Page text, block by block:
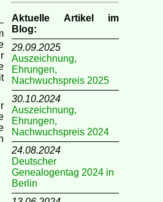
Aktuelle Artikel im
Blog:
29.09.2025
Auszeichnung,
Ehrungen,
Nachwuchspreis 2025
30.10.2024
Auszeichnung,
Ehrungen,
Nachwuchspreis 2024
24.08.2024
Deutscher
Genealogentag 2024 in
Berlin